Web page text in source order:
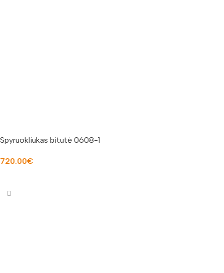
Spyruokliukas bitutė 0608-1
720.00€